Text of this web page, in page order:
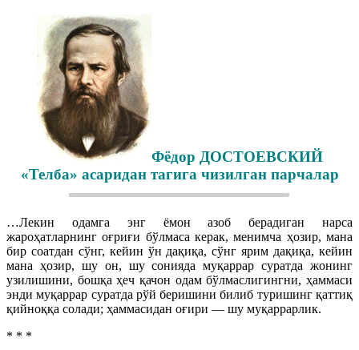
Фёдор ДОСТОЕВСКИЙ
«Телба» асаридан тагига чизилган парчалар
…Лекин одамга энг ёмон азоб берадиган нарса
жароҳатларнинг оғриғи бўлмаса керак, менимча ҳозир, мана
бир соатдан сўнг, кейин ўн дақиқа, сўнг ярим дақиқа, кейин
мана ҳозир, шу он, шу сонияда муқаррар суратда жонинг
узилишини, бошқа ҳеч қачон одам бўлмаслигингни, ҳаммаси
энди муқаррар суратда рўй беришини билиб туришинг қаттиқ
қийноққа солади; ҳаммасидан оғири — шу муқаррарлик.
* * *